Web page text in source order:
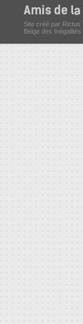
Site créé par
Belge des Inégalités